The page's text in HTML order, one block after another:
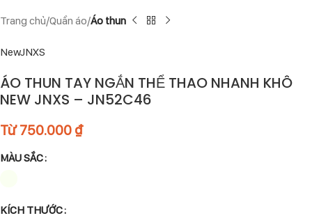
Trang chủ Quần áo Áo thun
NewJNXS
ÁO THUN TAY NGẮN THỂ THAO NHANH KHÔ
NEW JNXS – JN52C46
Từ750.000 ₫
MÀU SẮC
KÍCH THƯỚC